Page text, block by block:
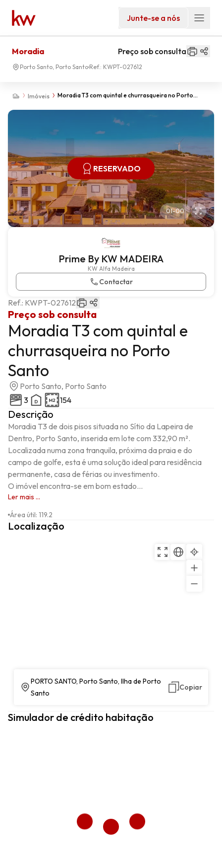
Junte-se a nós
Imóveis
Moradia T3 com quintal e churrasqueira no Porto
Moradia Preço sob consulta
Porto Santo, Porto Santo Ref.: KWPT-027612
RESERVADO
01-00
Prime By KW MADEIRA
KW Alfa Madeira
Contactar
Preço sob consulta
Ref.: KWPT-027612
Moradia T3 com quintal e
churrasqueira no Porto
Santo
Porto Santo, Porto Santo
3
154
Descrição
Moradia T3 de dois pisos situada no Sítio da Lapeira de
Dentro, Porto Santo, inserida em lote com 332,90 m².
Localizada numa zona tranquila, próxima da praia e do
campo de golfe, esta é uma solução ideal para residência
permanente, casa de férias ou investimento.
O imóvel encontra-se em bom estado...
Ler mais ...
Área útil: 119.2
Localização
PORTO SANTO, Porto Santo, Ilha de Porto
Santo
Copiar
Simulador de crédito habitação